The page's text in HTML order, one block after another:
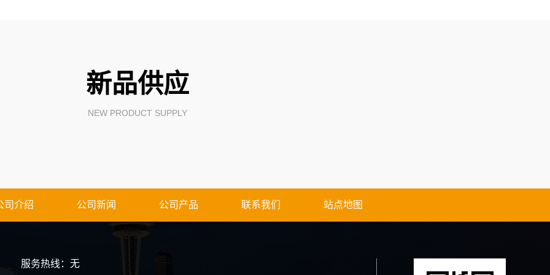
新品供应
NEW PRODUCT SUPPLY
司介绍 公司新闻 公司产品 联系我们 站点地图
服务热线：无